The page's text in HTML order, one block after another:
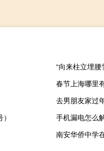
“向来柱立埋腰
春节上海哪里
去男朋友家过
手机漏电怎么
南安华侨中学